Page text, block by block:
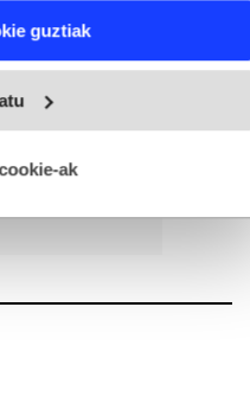
details section
eta zerbitzuak
irakurri
guztiak
ak